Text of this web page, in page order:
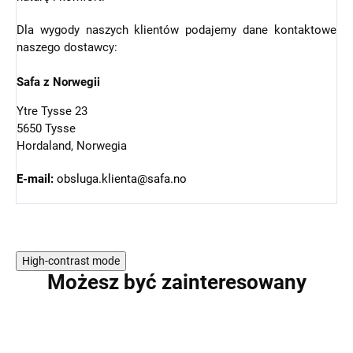
Dla wygody naszych klientów podajemy dane kontaktowe
naszego dostawcy:
Safa z Norwegii
Ytre Tysse 23
5650 Tysse
Hordaland, Norwegia
E-mail: obsluga.klienta@safa.no
High-contrast mode
Możesz być zainteresowany